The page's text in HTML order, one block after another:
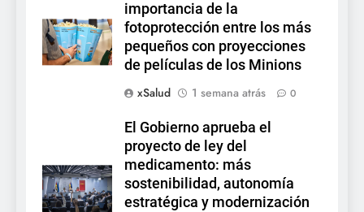
importancia de la
fotoprotección entre los más
pequeños con proyecciones
de películas de los Minions
xSalud
1 semana atrás 0
El Gobierno aprueba el
proyecto de ley del
medicamento: más
sostenibilidad, autonomía
estratégica y modernización